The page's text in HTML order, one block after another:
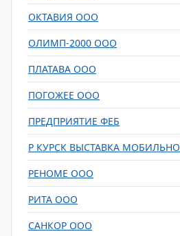
ОКТАВИЯ ООО
ОЛИМП-2000 ООО
ПЛАТАВА ООО
ПОГОЖЕЕ ООО
ПРЕДПРИЯТИЕ ФЕБ
Р КУРСК ВЫСТАВКА
РЕНОМЕ ООО
РИТА ООО
САНКОР ООО